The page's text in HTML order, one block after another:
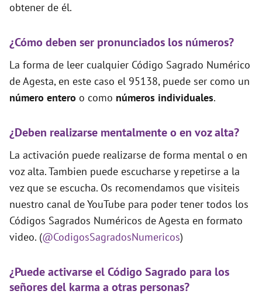
obtener de él.
¿Cómo deben ser pronunciados los números?
La forma de leer cualquier Código Sagrado Numérico
de Agesta, en este caso el 95138, puede ser como un
número entero o como números individuales.
¿Deben realizarse mentalmente o en voz alta?
La activación puede realizarse de forma mental o en
voz alta. Tambien puede escucharse y repetirse a la
vez que se escucha. Os recomendamos que visiteis
nuestro canal de YouTube para poder tener todos los
Códigos Sagrados Numéricos de Agesta en formato
video. (@CodigosSagradosNumericos)
¿Puede activarse el Código Sagrado para los
señores del karma a otras personas?